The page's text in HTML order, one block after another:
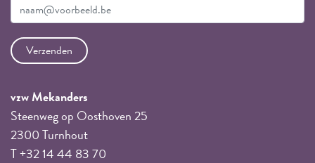
vzw Mekanders
Steenweg op Oosthoven 25
2300 Turnhout
T +32 14 44 83 70